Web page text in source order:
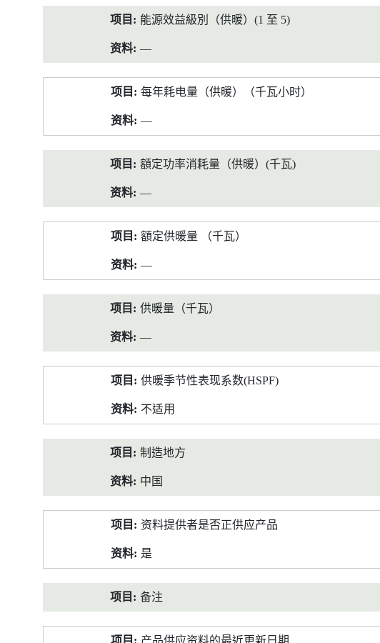
能源效益級別（供暖）(1 至 5)
—
每年耗电量（供暖）（千瓦小时）
—
額定功率消耗量（供暖）(千瓦)
—
額定供暖量 （千瓦）
—
供暖量（千瓦）
—
供暖季节性表现系数(HSPF)
不适用
制造地方
中国
资料提供者是否正供应产品
是
备注
产品供应资料的最近更新日期